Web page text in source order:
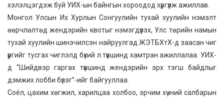
хэлэлцэгдэж буй УИХ-ын байнгын хороодод хүргүүлж ажиллав.
Монгол Улсын Их Хурлын Сонгуулийн тухай хуулийн нэмэлт
өөрчлөлтөд жендэрийн квотыг нэмэгдүүлэх, Улс төрийн намын
тухай хуулийн шинэчилсэн найруулгад ЖЭТБХтХ-д заасан чиг
үүргийг тусгах чиглэлд бүхий л түвшинд хамтран ажиллалаа. УИХ-
д “Шийдвэр гаргах түвшинд жендэрийн эрх тэгш байдлыг
дэмжих лобби бүлэг”-ийг байгууллаа.
Соёл, цахим хөгжил, харилцаа холбоо, эрчим хүчний салбарын